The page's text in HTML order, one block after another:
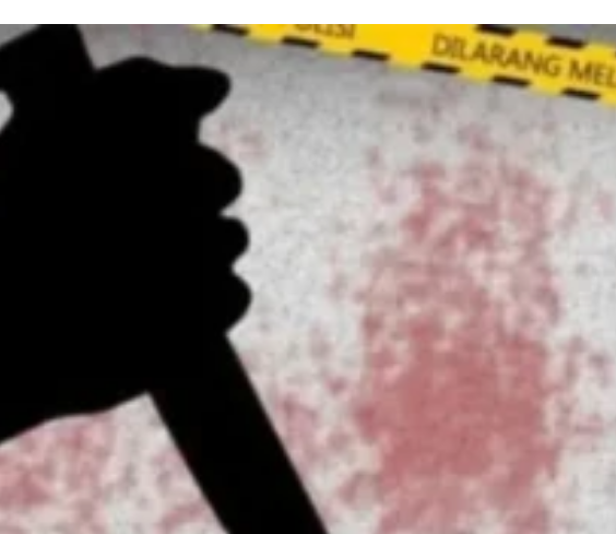
Bandung – Menyambut pergantian
tahun 2026, restoran all you can
eat Kakkoii All You Can Eat
Bandung menghadirkan
Sambut 2026, Kakkoii
Bandung Hadirkan Pesta All
You Can Eat Mulai Rp
145.000
Pernah gak sih kamu mulai
ngerjain sesuatu cuma buat iseng-
iseng, eh ternyata malah jadi
peluang bisnis yang
menguntungkan? Nah, itulah ...
TUM_ATUL yang Ubah
Hampers Jadi Bisnis Kece